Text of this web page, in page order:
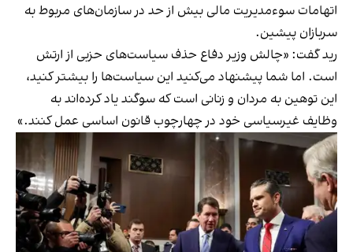
اتهامات سوءمدیریت مالی بیش از حد در سازمان‌های مربوط به
سربازان پیشین.
رید گفت: «چالش وزیر دفاع حذف سیاست‌های حزبی از ارتش
است. اما شما پیشنهاد می‌کنید این سیاست‌ها را بیشتر کنید،
این توهین به مردان و زنانی است که سوگند یاد کرده‌اند به
وظایف غیرسیاسی خود در چهارچوب قانون اساسی عمل کنند.»